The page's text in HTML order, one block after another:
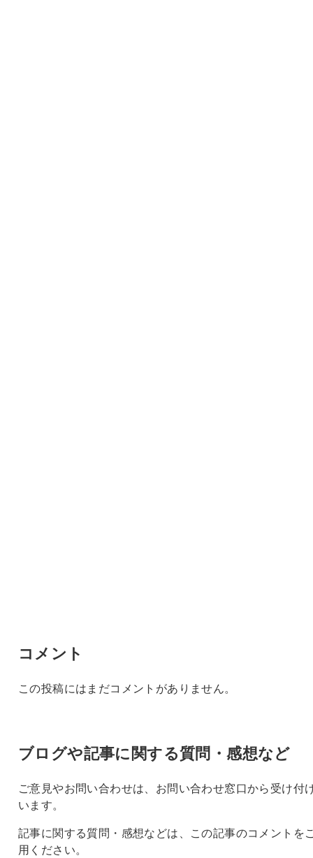
コメント
この投稿にはまだコメントがありません。
ブログや記事に関する質問・感想など
ご意見やお問い合わせは、お問い合わせ窓口から受け付
います。
記事に関する質問・感想などは、この記事のコメントを
用ください。